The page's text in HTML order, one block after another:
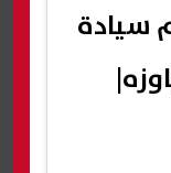
سيادة